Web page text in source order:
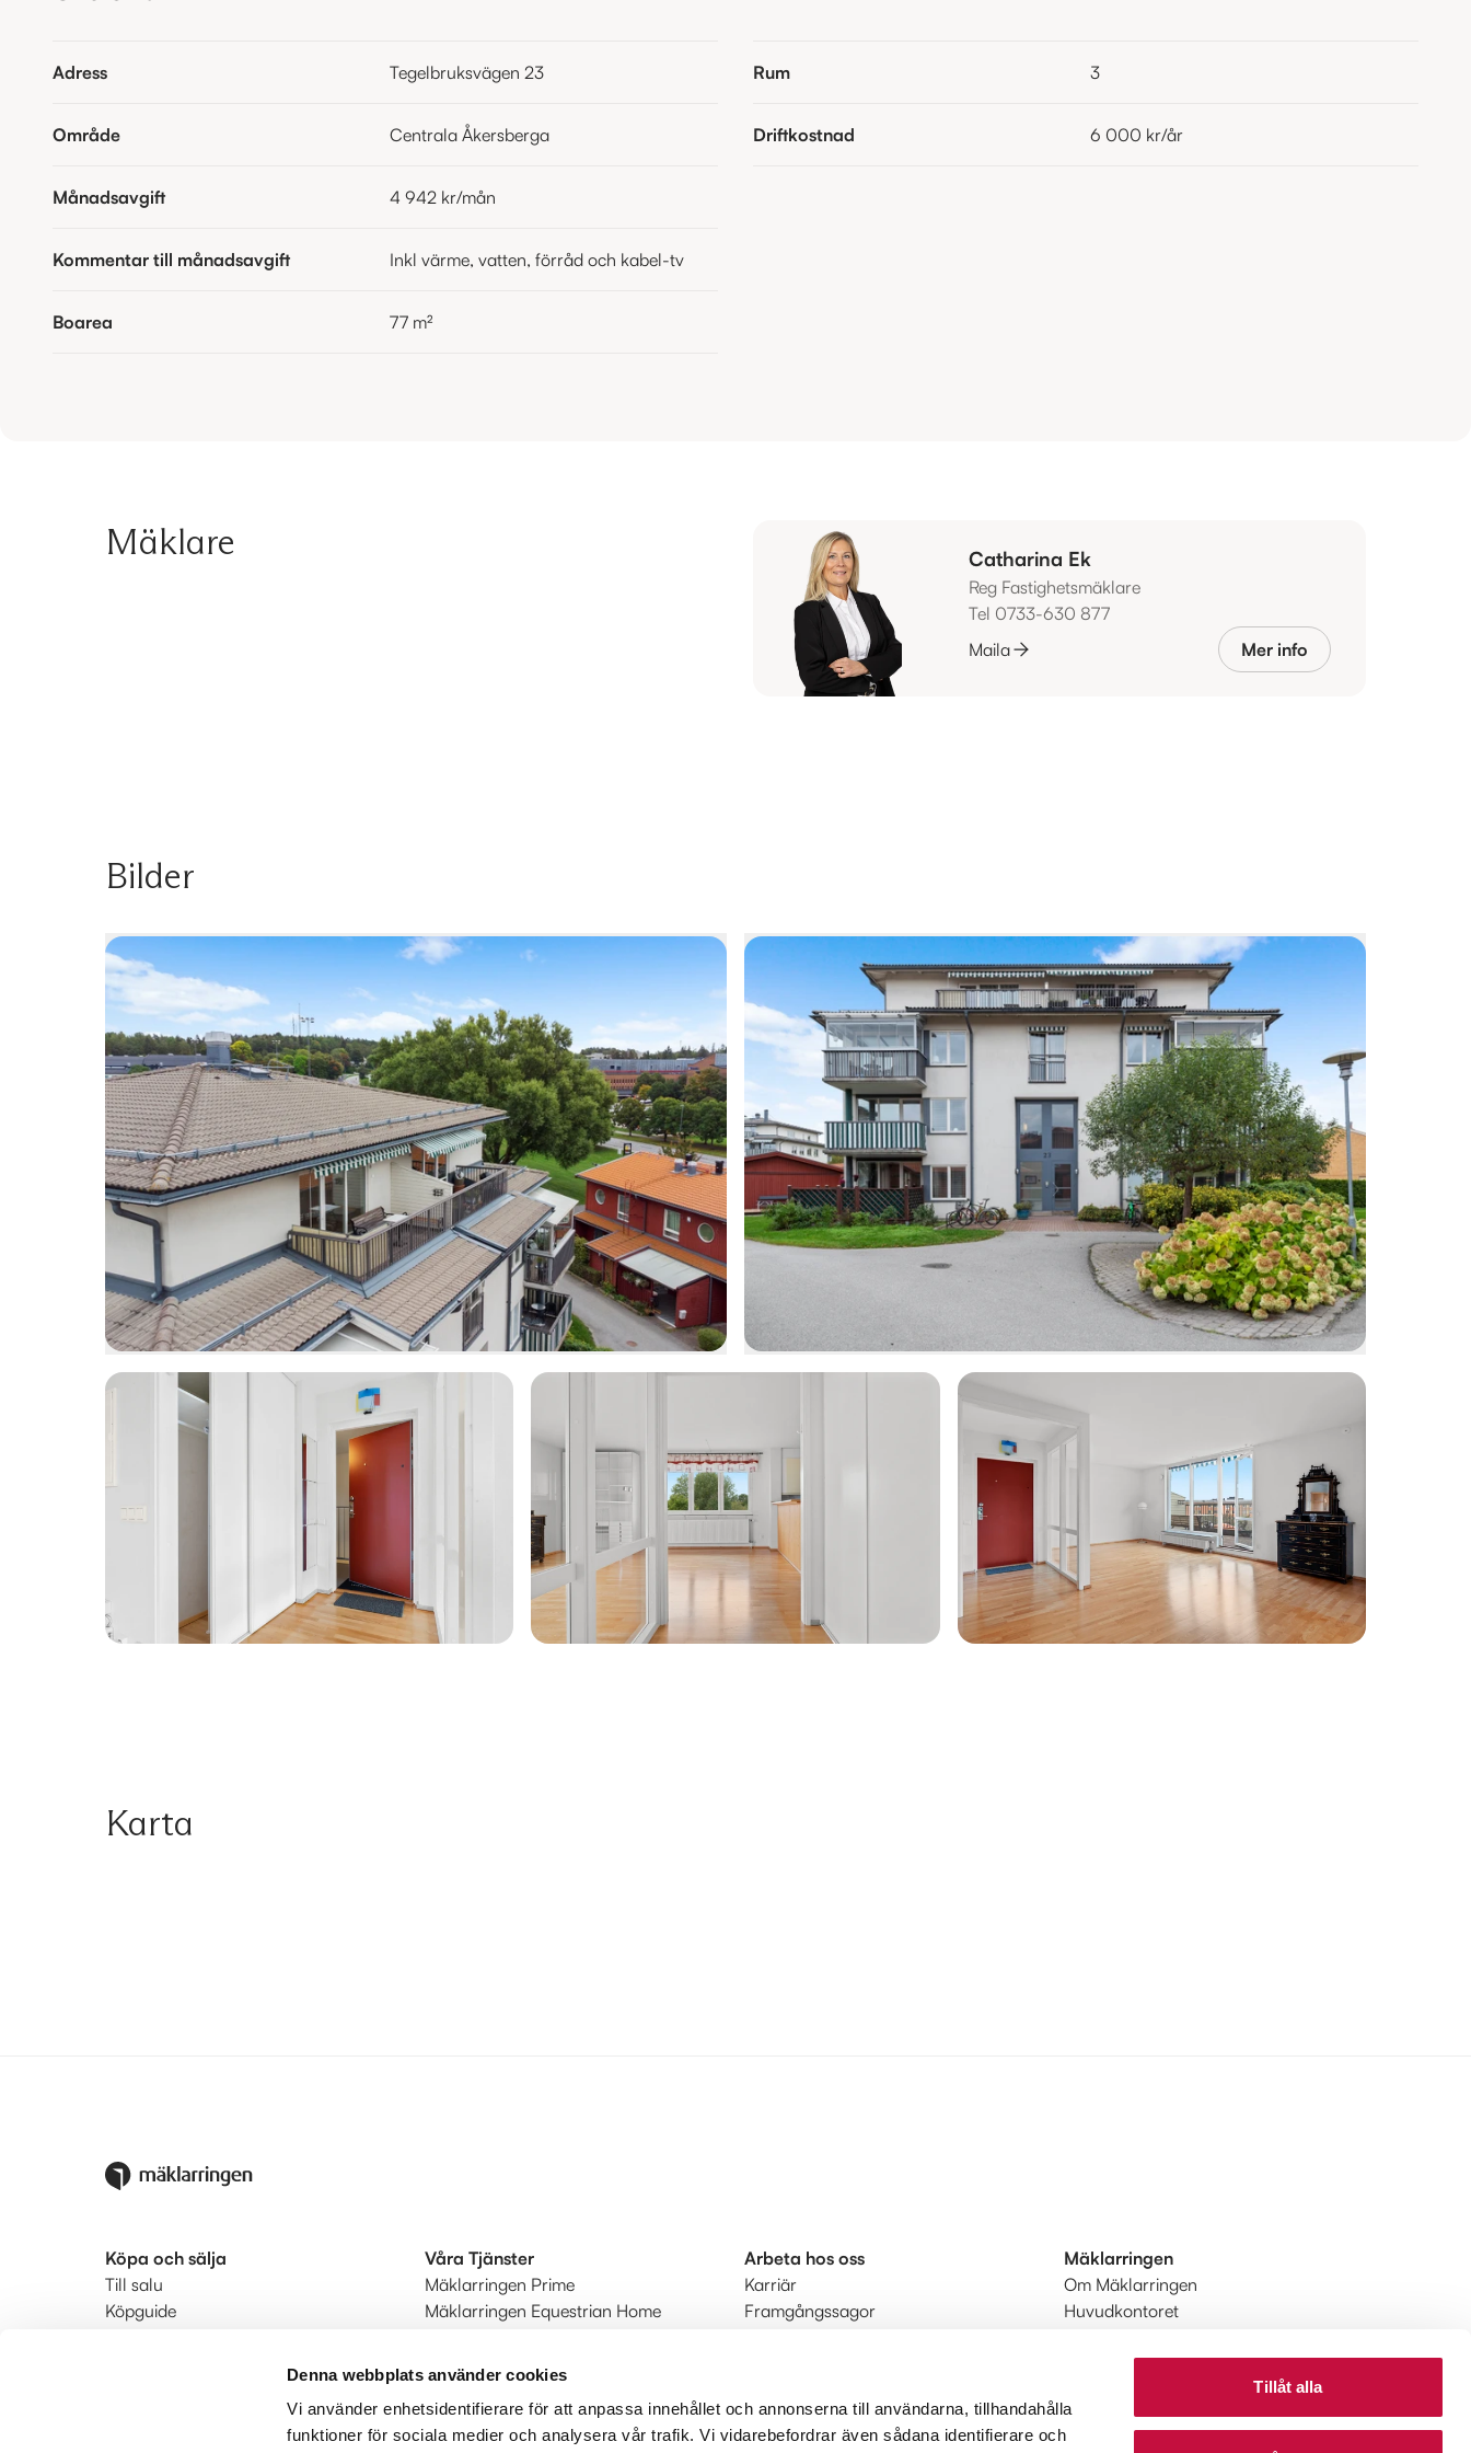
Denna webbplats använder cookies
Vi använder enhetsidentifierare för att anpassa innehållet och annonserna till användarna, tillhandahålla
funktioner för sociala medier och analysera vår trafik. Vi vidarebefordrar även sådana identifierare och
Tillåt alla
Adress Tegelbruksvägen 23
Område Centrala Åkersberga
Månadsavgift 4 942 kr/mån
Kommentar till månadsavgift Inkl värme, vatten, förråd och kabel-tv
Boarea 77 m²
Rum 3
Driftkostnad 6 000 kr/år
Mäklare Catharina Ek
Reg Fastighetsmäklare
Tel 0733-630 877
Maila
Mer info
Bilder
Karta
Köpa och sälja
Till salu
Köpguide
Våra Tjänster
Mäklarringen Prime
Mäklarringen Equestrian Home
Ringmärkt
Kunderbjudanden
Arbeta hos oss
Karriär
Framgångssagor
Mäklarringen
Om Mäklarringen
Huvudkontoret
Användarvillkor
Upptäck Mäklarringen Utland